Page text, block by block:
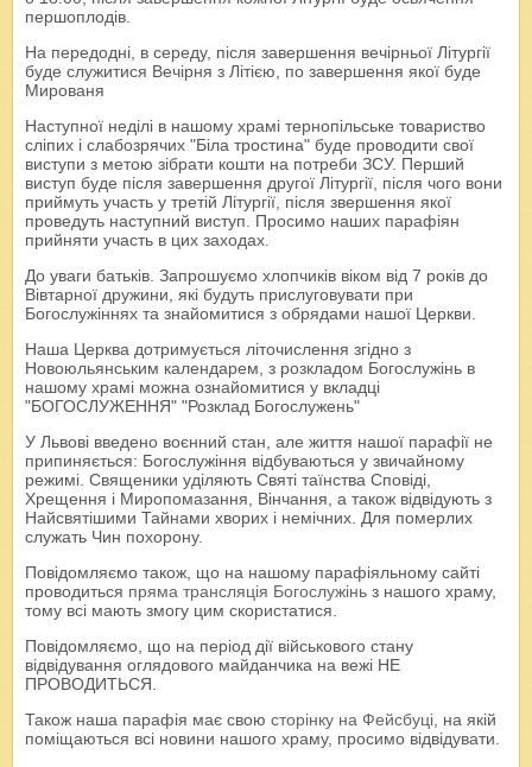
першоплодів.
На передодні, в середу, після завершення вечірньої Літургії
буде служитися Вечірня з Літією, по завершення якої буде
Мированя
Наступної неділі в нашому храмі тернопільське товариство
сліпих і слабозрячих "Біла тростина" буде проводити свої
виступи з метою зібрати кошти на потреби ЗСУ. Перший
виступ буде після завершення другої Літургії, після чого вони
приймуть участь у третій Літургії, після звершення якої
проведуть наступний виступ. Просимо наших парафіян
прийняти участь в цих заходах.
До уваги батьків. Запрошуємо хлопчиків віком від 7 років до
Вівтарної дружини, які будуть прислуговувати при
Богослужіннях та знайомитися з обрядами нашої Церкви.
Наша Церква дотримується літочислення згідно з
Новоюльянським календарем, з розкладом Богослужінь в
нашому храмі можна ознайомитися у вкладці
"БОГОСЛУЖЕННЯ" "Розклад Богослужень"
У Львові введено воєнний стан, але життя нашої парафії не
припиняється: Богослужіння відбуваються у звичайному
режимі. Священики уділяють Святі таїнства Сповіді,
Хрещення і Миропомазання, Вінчання, а також відвідують з
Найсвятішими Тайнами хворих і немічних. Для померлих
служать Чин похорону.
Повідомляємо також, що на нашому парафіяльному сайті
проводиться пряма трансляція Богослужінь з нашого храму,
тому всі мають змогу цим скористатися.
Повідомляємо, що на період дії військового стану
відвідування оглядового майданчика на вежі НЕ
ПРОВОДИТЬСЯ.
Також наша парафія має свою сторінку на Фейсбуці, на якій
поміщаються всі новини нашого храму, просимо відвідувати.